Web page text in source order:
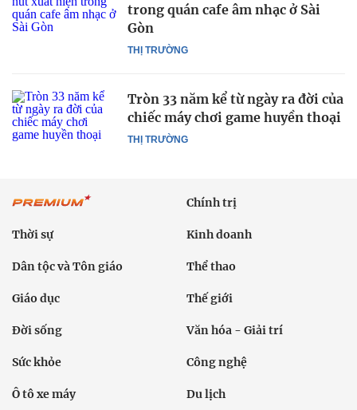
THỊ TRƯỜNG
trong quán cafe âm nhạc ở Sài
Gòn
THỊ TRƯỜNG
Tròn 33 năm kể từ ngày ra đời của
chiếc máy chơi game huyền thoại
Chính trị
Thời sự Kinh doanh
Dân tộc và Tôn giáo Thể thao
Giáo dục Thế giới
Đời sống Văn hóa - Giải trí
Sức khỏe Công nghệ
Ô tô xe máy Du lịch